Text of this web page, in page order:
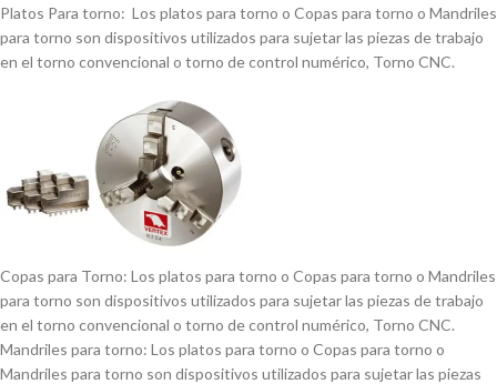
Platos Para torno: Los platos para torno o Copas para torno o Mandriles
para torno son dispositivos utilizados para sujetar las piezas de trabajo
en el torno convencional o torno de control numérico, Torno CNC.
Copas para Torno: Los platos para torno o Copas para torno o Mandriles
para torno son dispositivos utilizados para sujetar las piezas de trabajo
en el torno convencional o torno de control numérico, Torno CNC.
Mandriles para torno: Los platos para torno o Copas para torno o
Mandriles para torno son dispositivos utilizados para sujetar las piezas